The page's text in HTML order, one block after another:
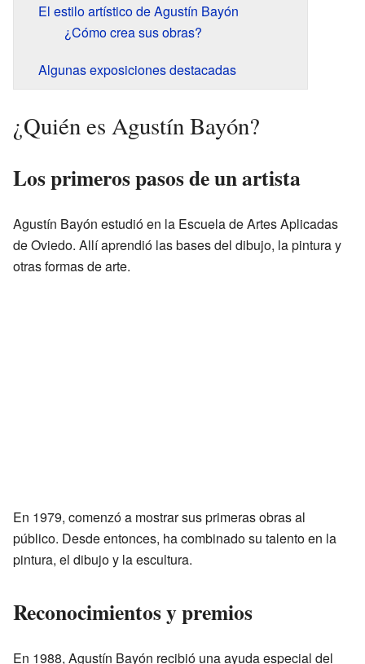
El estilo artístico de Agustín Bayón
¿Cómo crea sus obras?
Algunas exposiciones destacadas
¿Quién es Agustín Bayón?
Los primeros pasos de un artista
Agustín Bayón estudió en la Escuela de Artes Aplicadas
de Oviedo. Allí aprendió las bases del dibujo, la pintura y
otras formas de arte.
En 1979, comenzó a mostrar sus primeras obras al
público. Desde entonces, ha combinado su talento en la
pintura, el dibujo y la escultura.
Reconocimientos y premios
En 1988, Agustín Bayón recibió una ayuda especial del